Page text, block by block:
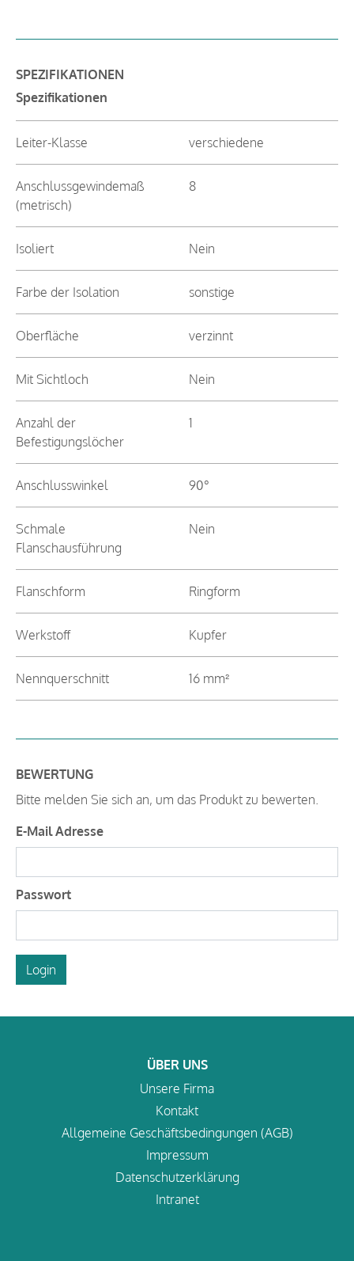
SPEZIFIKATIONEN
Spezifikationen
Leiter-Klasse verschiedene
Anschlussgewindemaß
(metrisch)
8
Isoliert Nein
Farbe der Isolation sonstige
Oberfläche verzinnt
Mit Sichtloch Nein
Anzahl der
Befestigungslöcher
1
Anschlusswinkel 90°
Schmale
Flanschausführung
Nein
Flanschform Ringform
Werkstoff Kupfer
Nennquerschnitt 16 mm²
BEWERTUNG
Bitte melden Sie sich an, um das Produkt zu bewerten.
E-Mail Adresse
Passwort
Login
ÜBER UNS
Unsere Firma
Kontakt
Allgemeine Geschäftsbedingungen (AGB)
Impressum
Datenschutzerklärung
Intranet